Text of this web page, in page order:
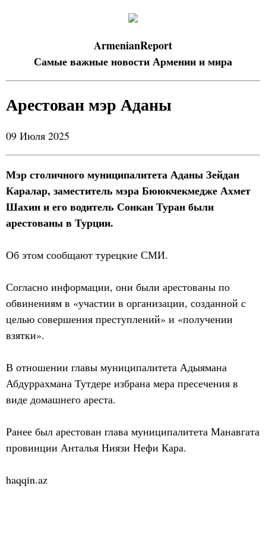
ArmenianReport
Самые важные новости Армении и мира
Арестован мэр Аданы
09 Июля 2025
Мэр столичного муниципалитета Аданы Зейдан
Каралар, заместитель мэра Бююкчекмедже Ахмет
Шахин и его водитель Сонкан Туран были
арестованы в Турции.
Об этом сообщают турецкие СМИ.
Согласно информации, они были арестованы по
обвинениям в «участии в организации, созданной с
целью совершения преступлений» и «получении
взятки».
В отношении главы муниципалитета Адыямана
Абдуррахмана Тутдере избрана мера пресечения в
виде домашнего ареста.
Ранее был арестован глава муниципалитета Манавгата
провинции Анталья Ниязи Нефи Кара.
haqqin.az